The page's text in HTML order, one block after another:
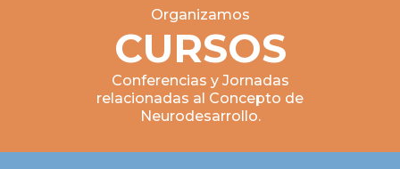
Organizamos
CURSOS
Conferencias y Jornadas
relacionadas al Concepto de
Neurodesarrollo.